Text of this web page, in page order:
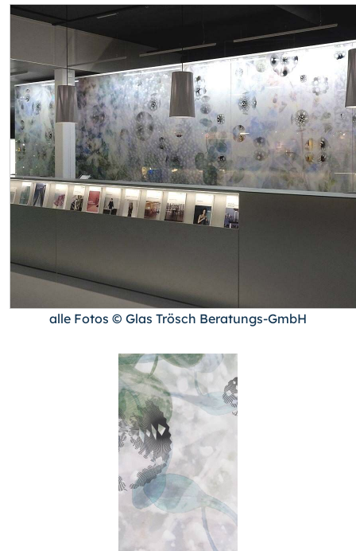
alle Fotos © Glas Trösch Beratungs-GmbH